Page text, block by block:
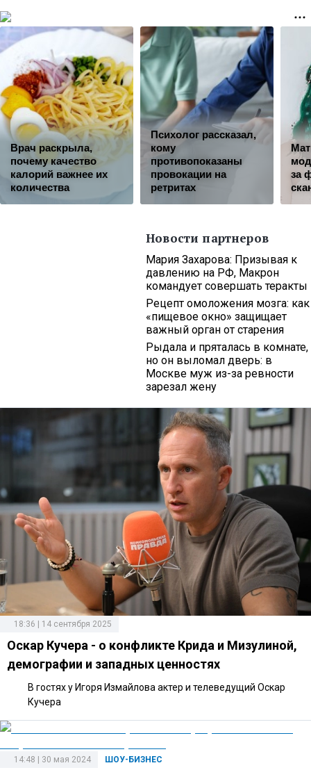
Врач раскрыла,
почему качество
калорий важнее их
количества
Психолог рассказал,
кому
противопоказаны
провокации на
ретритах
за
Новости партнеров
Мария Захарова: Призывая к
давлению на РФ, Макрон
командует совершать теракты
Рецепт омоложения мозга: как
«пищевое окно» защищает
важный орган от старения
Рыдала и пряталась в комнате,
но он выломал дверь: в
Москве муж из-за ревности
зарезал жену
18:36 | 14 сентября 2025
Оскар Кучера - о конфликте Крида и Мизулиной,
демографии и западных ценностях
В гостях у Игоря Измайлова актер и телеведущий Оскар
Кучера
ШОУ-БИЗНЕС
14:48 | 30 мая 2024